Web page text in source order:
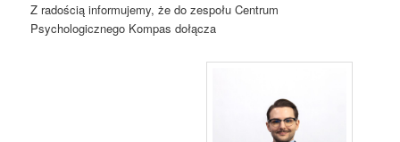
Z radością informujemy, że do zespołu Centrum
Psychologicznego Kompas dołącza